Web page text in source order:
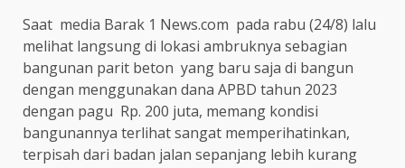
Saat media Barak 1 News.com pada rabu (24/8) lalu
melihat langsung di lokasi ambruknya sebagian
bangunan parit beton yang baru saja di bangun
dengan menggunakan dana APBD tahun 2023
dengan pagu Rp. 200 juta, memang kondisi
bangunannya terlihat sangat memperihatinkan,
terpisah dari badan jalan sepanjang lebih kurang